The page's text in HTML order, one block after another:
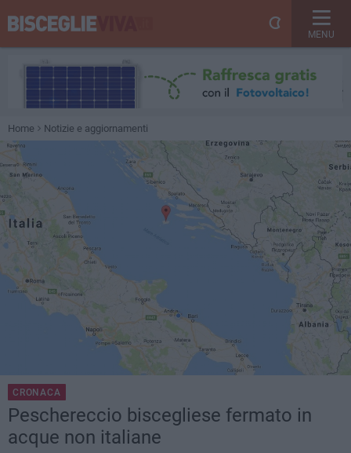
MENU
Home Notizie e aggiornamenti
CRONACA
Peschereccio biscegliese fermato in
acque non italiane